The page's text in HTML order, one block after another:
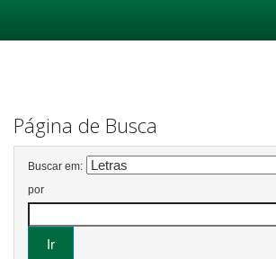
Página de Busca
Buscar em:
por